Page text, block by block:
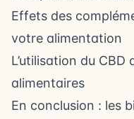
Effets des
votre alimentation
L’utilisation du
alimentaires
En conclusion : les